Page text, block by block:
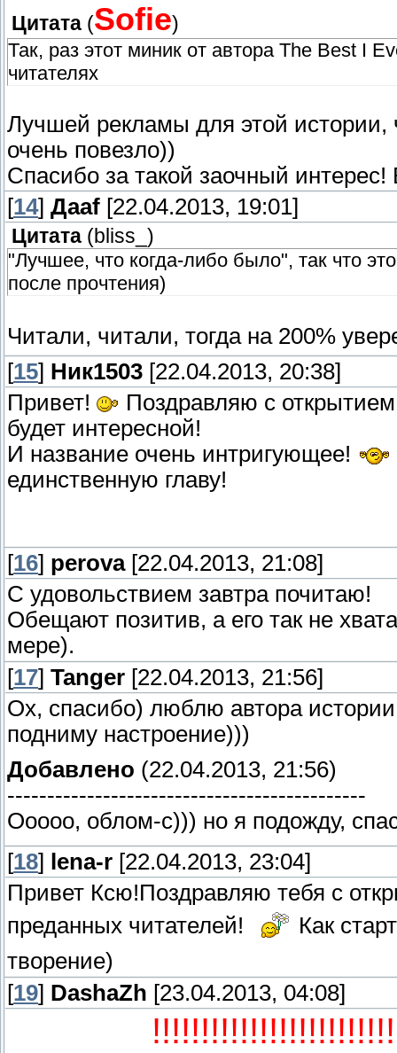
Цитата (Sofie)
Так, раз этот миник от автора The Best I
читателях
Лучшей рекламы для этой
очень повезло))
Спасибо за такой заочный интерес!
[14] Даaf [22.04.2013, 19:01]
Цитата (bliss_ )
"Лучшее, что когда-либо было", так что
после прочтения)
Читали, читали, тогда на 200%
[15] Ник1503 [22.04.2013, 20:38]
Привет!
Поздравляю с
будет интересной!
И название очень интригующее!
единственную главу!
[16] perova[22.04.2013, 21:08]
С удовольствием завтра почитаю!
Обещают позитив, а его так не
мере).
[17] Tanger [22.04.2013, 21:56]
Ох, спасибо) люблю автора
подниму настроение)))
Добавлено (22.04.2013, 21:56)
---------------------------------------------
Ооооо, облом-с))) но я подожду,
[18] lena-r [22.04.2013, 23:04]
Привет Ксю!Поздравляю тебя с
преданных читателей!
Как
творение)
[19] DashaZh [23.04.2013, 04:08]